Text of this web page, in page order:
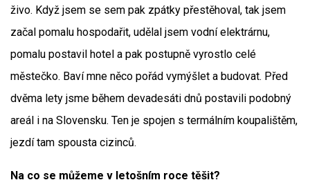
živo. Když jsem se sem pak zpátky přestěhoval, tak jsem
začal pomalu hospodařit, udělal jsem vodní elektrárnu,
pomalu postavil hotel a pak postupně vyrostlo celé
městečko. Baví mne něco pořád vymýšlet a budovat. Před
dvěma lety jsme během devadesáti dnů postavili podobný
areál i na Slovensku. Ten je spojen s termálním koupalištěm,
jezdí tam spousta cizinců.
Na co se můžeme v letošním roce těšit?